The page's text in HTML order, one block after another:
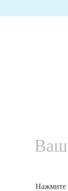
Нажмите